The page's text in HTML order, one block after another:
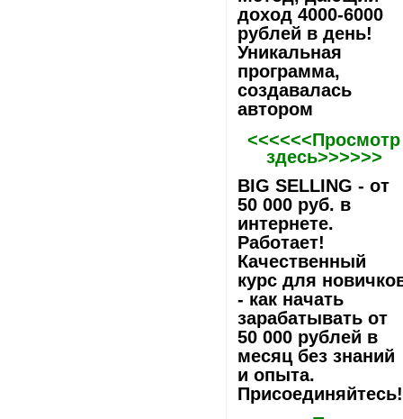
доход 4000-6000
рублей в день!
Уникальная
программа,
создавалась
автором
<<<<<<Просмотр
здесь>>>>>>
BIG SELLING - от
50 000 руб. в
интернете.
Работает!
Качественный
курс для
- как начать
зарабатывать от
50 000 рублей в
месяц без знаний
и опыта.
Присоединяйтесь!